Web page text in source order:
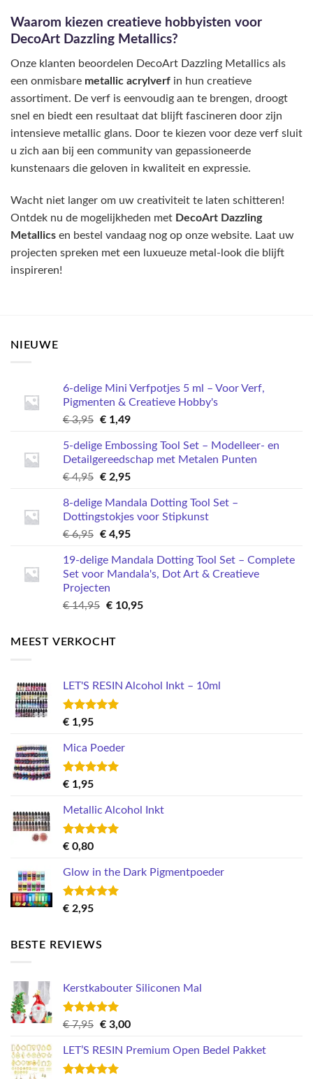
Waarom kiezen creatieve hobbyisten voor
DecoArt Dazzling Metallics?
Onze klanten beoordelen DecoArt Dazzling Metallics als
een onmisbare metallic acrylverf in hun creatieve
assortiment. De verf is eenvoudig aan te brengen, droogt
snel en biedt een resultaat dat blijft fascineren door zijn
intensieve metallic glans. Door te kiezen voor deze verf sluit
u zich aan bij een community van gepassioneerde
kunstenaars die geloven in kwaliteit en expressie.
Wacht niet langer om uw creativiteit te laten schitteren!
Ontdek nu de mogelijkheden met DecoArt Dazzling
Metallics en bestel vandaag nog op onze website. Laat uw
projecten spreken met een luxueuze metal-look die blijft
inspireren!
NIEUWE
6-delige Mini Verfpotjes 5 ml – Voor Verf,
Pigmenten & Creatieve Hobby's
€3,95 Oorspronkelijke
was:
€ 3,95.
€1,49Huidige
is:
€ 1,49.
5-delige Embossing Tool Set – Modelleer- en
Detailgereedschap met Metalen Punten
€4,95 Oorspronkelijke
was:
€ 4,95.
€2,95Huidige
is:
€ 2,95.
8-delige Mandala Dotting Tool Set –
Dottingstokjes voor Stipkunst
€6,95 Oorspronkelijke
was:
€ 6,95.
€4,95Huidige
is:
€ 4,95.
19-delige Mandala Dotting Tool Set – Complete
Set voor Mandala's, Dot Art & Creatieve
Projecten
€14,95 Oorspronkelijke
€ 14,95.
€10,95Huidige
MEEST VERKOCHT
LET'S RESIN Alcohol Inkt – 10ml
Gewaardeerd
€ 1,95
Mica Poeder
Gewaardeerd
€ 1,95
Metallic Alcohol Inkt
Gewaardeerd
€ 0,80
Glow in the Dark Pigmentpoeder
Gewaardeerd
€ 2,95
BESTE REVIEWS
Kerstkabouter Siliconen Mal
Gewaardeerd
€7,95 Oorspronkelijke
was:
€ 7,95.
€3,00Huidige
is:
LET’S RESIN Premium Open Bedel Pakket